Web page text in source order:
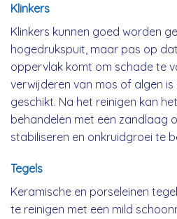
Klinkers
Klinkers kunnen goed worden
hogedrukspuit, maar pas op
oppervlak komt om schade te
verwijderen van mos of algen
geschikt. Na het reinigen kan
behandelen met een zandlaag
stabiliseren en onkruidgroei te
Tegels
Keramische en porseleinen
te reinigen met een mild